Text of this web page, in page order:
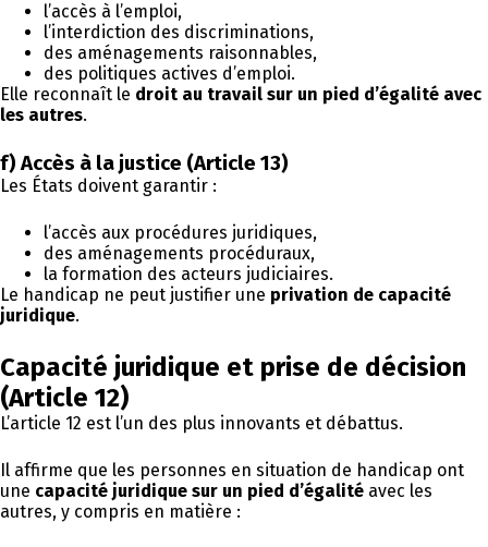
l’accès à l’emploi,
l’interdiction des discriminations,
des aménagements raisonnables,
des politiques actives d’emploi.
Elle reconnaît le droit au travail sur un pied d’égalité avec
les autres.
f) Accès à la justice (Article 13)
Les États doivent garantir :
l’accès aux procédures juridiques,
des aménagements procéduraux,
la formation des acteurs judiciaires.
Le handicap ne peut justifier une privation de capacité
juridique.
Capacité juridique et prise de décision
(Article 12)
L’article 12 est l’un des plus innovants et débattus.
Il affirme que les personnes en situation de handicap ont
une capacité juridique sur un pied d’égalité avec les
autres, y compris en matière :